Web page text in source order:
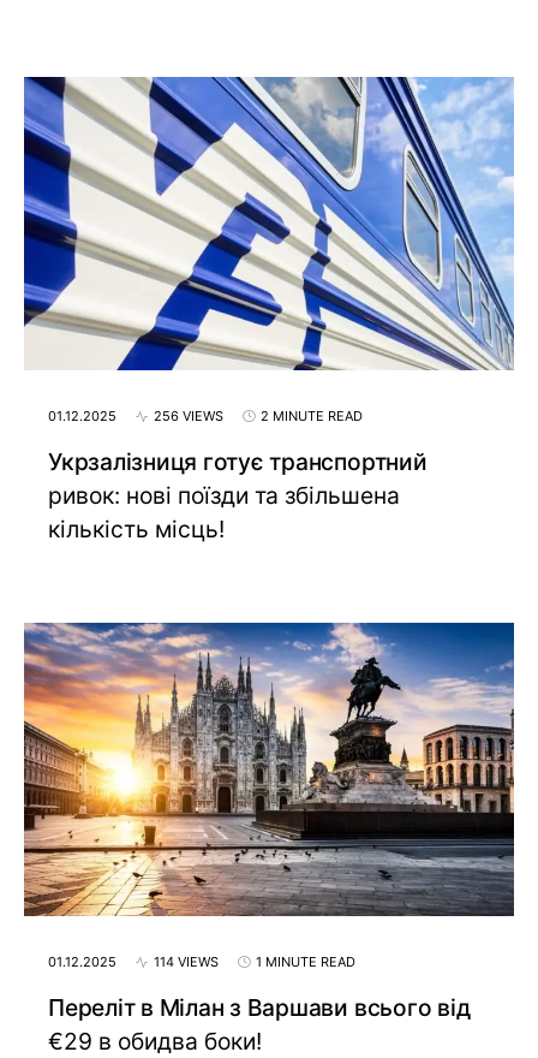
01.12.2025 256 VIEWS 2 MINUTE READ
Укрзалізниця готує транспортний
ривок: нові поїзди та збільшена
кількість місць!
01.12.2025 114 VIEWS 1 MINUTE READ
Переліт в Мілан з Варшави всього від
€29 в обидва боки!